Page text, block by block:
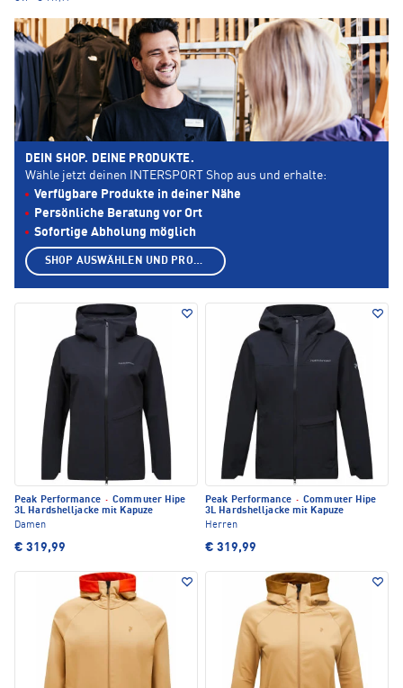
Peak Performance · Commuter Hipe
3L Hardshelljacke mit Kapuze
Damen
€ 319,99
Peak Performance · Commuter Hipe
3L Hardshelljacke mit Kapuze
Herren
€ 319,99
DEIN SHOP. DEINE PRODUKTE.
Wähle jetzt deinen INTERSPORT Shop aus und erhalte:
Verfügbare Produkte in deiner Nähe
Persönliche Beratung vor Ort
Sofortige Abholung möglich
SHOP AUSWÄHLEN UND PRODUKTE ANZEIGEN